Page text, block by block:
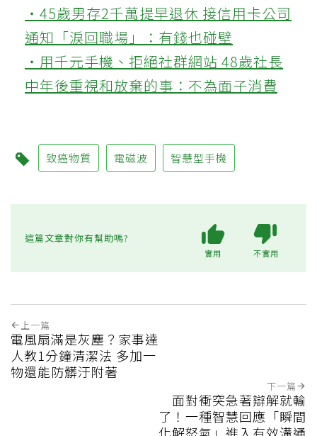
‧45歲男存2千萬提早退休 接信用卡公司
通知「淚回職場」：有錢也碰壁
‧用千元手機、拒絕社群網站 48歲社長
中年後重視和放棄的事：不為面子消費
致癌物質 電磁波 智慧型手機
這篇文章對你有幫助嗎?
實用 不實用
上一篇
電風扇滿是灰塵？家事達
人教1分鐘清潔法 多加一
物還能防髒汙附著
下一篇
面對衝突急著辯解就輸
了！一種智慧回應「瞬間
化解怒氣」進入有效溝通